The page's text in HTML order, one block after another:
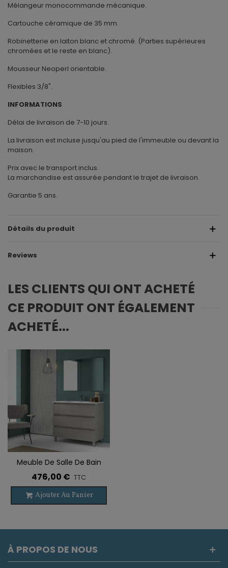
Mélangeur monocommande mécanique.
Cartouche céramique de 35 mm.
Robinetterie en laiton blanc et chromé. (Parties supérieures
chromées et le reste en blanc).
Mousseur Neoperl orientable.
Flexibles 3/8".
INFORMATIONS
Délai de livraison de 7-10 jours.
La livraison est incluse jusqu'au pied de l'immeuble ou devant la
maison.
Prix avec le transport inclus.
La marchandise est assurée pendant le trajet de livraison.
Garantie 5 ans.
Détails du produit
Reviews
LES CLIENTS QUI ONT ACHETÉ
CE PRODUIT ONT ÉGALEMENT
ACHETÉ...
Meuble De Salle De Bain
Sur Pieds OROSI 3 Tiroirs
Avec Lavabo
476,00 € TTC
Ajouter Au Panier
À PROPOS DE NOUS